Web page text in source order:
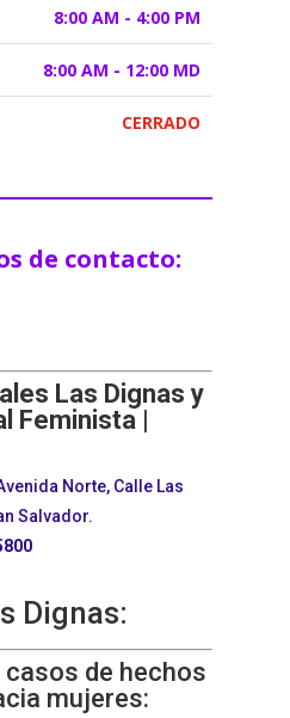
8:00 AM - 4:00 PM
8:00 AM - 12:00 MD
CERRADO
de contacto:
Las Dignas y
Feminista |
Norte, Calle Las
Salvador.
Dignas:
de hechos
mujeres: